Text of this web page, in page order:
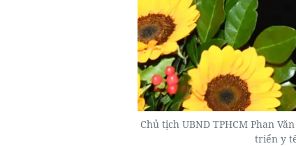
Chủ tịch UBND TPHCM Phan
triển y